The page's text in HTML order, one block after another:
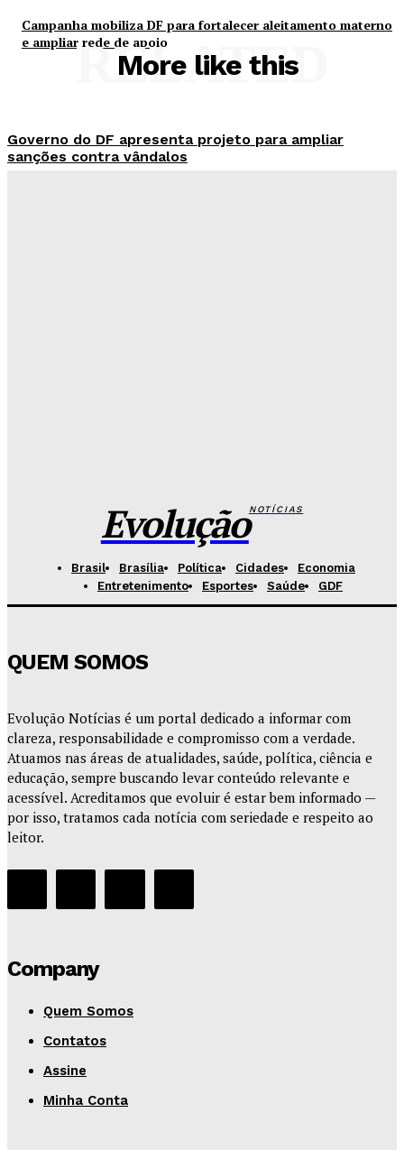
Campanha mobiliza DF para fortalecer aleitamento materno
e ampliar rede de apoio
More like this
RELATED
Governo do DF apresenta projeto para ampliar
sanções contra vândalos
EvoluçãoNOTÍCIAS
Brasil Brasília Política Cidades
Economia
Entretenimento
Esportes Saúde GDF
QUEM SOMOS
Evolução Notícias é um portal dedicado a informar com
clareza, responsabilidade e compromisso com a verdade.
Atuamos nas áreas de atualidades, saúde, política, ciência e
educação, sempre buscando levar conteúdo relevante e
acessível. Acreditamos que evoluir é estar bem informado —
por isso, tratamos cada notícia com seriedade e respeito ao
leitor.
Company
Quem Somos
Contatos
Assine
Minha Conta